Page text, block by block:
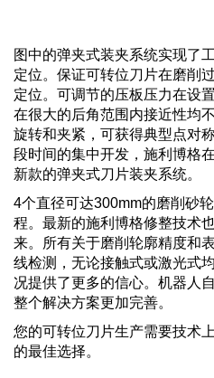
图中的弹夹式装夹系统实现了
定位。保证可转位刀片在磨削
定位。可调节的压板压力在设
在很大的后角范围内接近性均
旋转和夹紧，可获得典型点对
段时间的集中开发，施利博格
新款的弹夹式刀片装夹系统。
4个直径可达300mm的磨削砂
程。最新的施利博格修整技术
来。所有关于磨削轮廓精度和
线检测，无论接触式或激光式
况提供了更多的信心。机器人
整个解决方案更加完善。
您的可转位刀片生产需要技术
的最佳选择。